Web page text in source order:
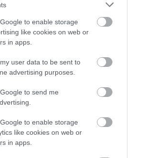
to enable storage
like cookies on web or
in apps.
user data to be sent to
advertising purposes.
to send me
to enable storage
like cookies on web or
in apps.